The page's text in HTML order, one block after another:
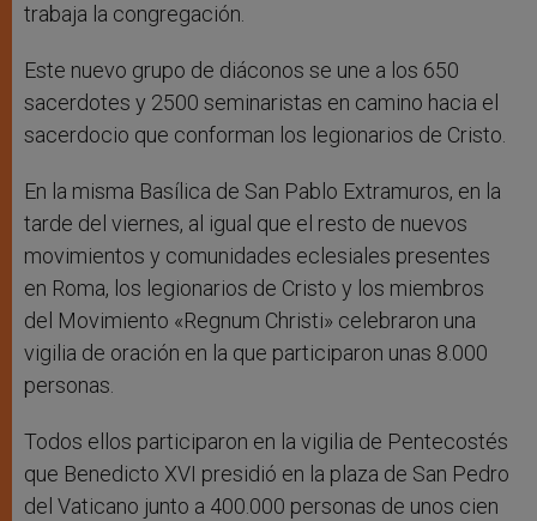
trabaja la congregación.
Este nuevo grupo de diáconos se une a los 650
sacerdotes y 2500 seminaristas en camino hacia el
sacerdocio que conforman los legionarios de Cristo.
En la misma Basílica de San Pablo Extramuros, en la
tarde del viernes, al igual que el resto de nuevos
movimientos y comunidades eclesiales presentes
en Roma, los legionarios de Cristo y los miembros
del Movimiento «Regnum Christi» celebraron una
vigilia de oración en la que participaron unas 8.000
personas.
Todos ellos participaron en la vigilia de Pentecostés
que Benedicto XVI presidió en la plaza de San Pedro
del Vaticano junto a 400.000 personas de unos cien